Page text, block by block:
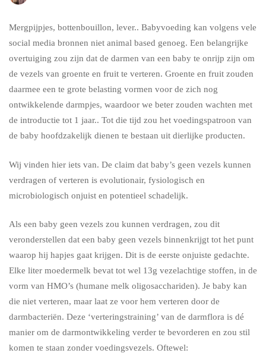
Mergpijpjes, bottenbouillon, lever.. Babyvoeding kan volgens vele
social media bronnen niet animal based genoeg. Een belangrijke
overtuiging zou zijn dat de darmen van een baby te onrijp zijn om
de vezels van groente en fruit te verteren. Groente en fruit zouden
daarmee een te grote belasting vormen voor de zich nog
ontwikkelende darmpjes, waardoor we beter zouden wachten met
de introductie tot 1 jaar.. Tot die tijd zou het voedingspatroon van
de baby hoofdzakelijk dienen te bestaan uit dierlijke producten.
Wij vinden hier iets van. De claim dat baby’s geen vezels kunnen
verdragen of verteren is evolutionair, fysiologisch en
microbiologisch onjuist en potentieel schadelijk.
Als een baby geen vezels zou kunnen verdragen, zou dit
veronderstellen dat een baby geen vezels binnenkrijgt tot het punt
waarop hij hapjes gaat krijgen. Dit is de eerste onjuiste gedachte.
Elke liter moedermelk bevat tot wel 13g vezelachtige stoffen, in de
vorm van HMO’s (humane melk oligosacchariden). Je baby kan
die niet verteren, maar laat ze voor hem verteren door de
darmbacteriën. Deze ‘verteringstraining’ van de darmflora is dé
manier om de darmontwikkeling verder te bevorderen en zou stil
komen te staan zonder voedingsvezels. Oftewel: